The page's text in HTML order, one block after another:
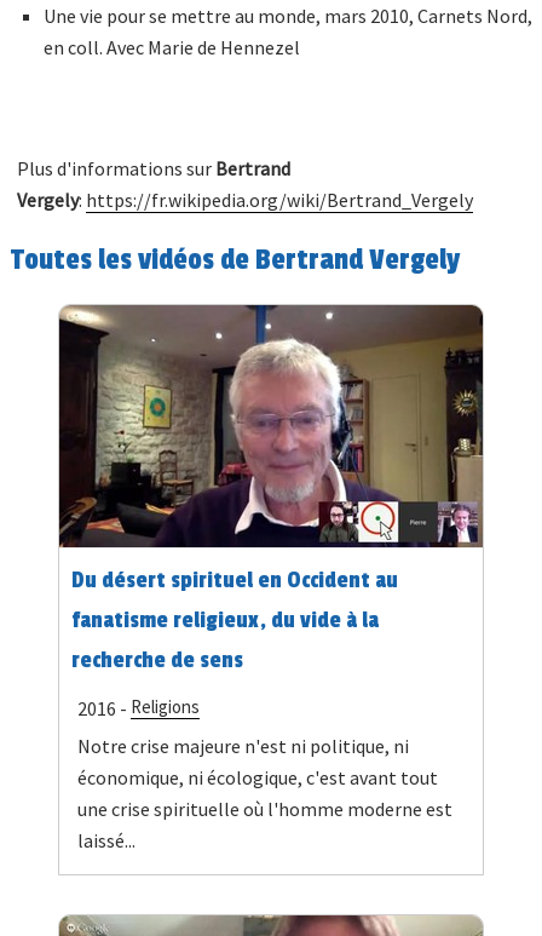
Une vie pour se mettre au monde, mars 2010, Carnets Nord,
en coll. Avec Marie de Hennezel
Plus d'informations sur Bertrand
Vergely: https://fr.wikipedia.org/wiki/Bertrand_Vergely
Toutes les vidéos de Bertrand Vergely
Du désert spirituel en Occident au
fanatisme religieux, du vide à la
recherche de sens
2016 - Religions
Notre crise majeure n'est ni politique, ni
économique, ni écologique, c'est avant tout
une crise spirituelle où l'homme moderne est
laissé...